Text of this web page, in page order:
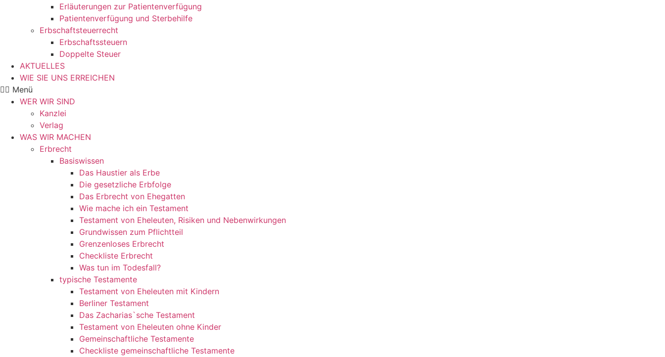
Erläuterungen zur Patientenverfügung
Patientenverfügung und Sterbehilfe
Erbschaftsteuerrecht
Erbschaftssteuern
Doppelte Steuer
AKTUELLES
WIE SIE UNS ERREICHEN
Menü
WER WIR SIND
Kanzlei
Verlag
WAS WIR MACHEN
Erbrecht
Basiswissen
Das Haustier als Erbe
Die gesetzliche Erbfolge
Das Erbrecht von Ehegatten
Wie mache ich ein Testament
Testament von Eheleuten, Risiken und Nebenwirkungen
Grundwissen zum Pflichtteil
Grenzenloses Erbrecht
Checkliste Erbrecht
Was tun im Todesfall?
typische Testamente
Testament von Eheleuten mit Kindern
Berliner Testament
Das Zacharias`sche Testament
Testament von Eheleuten ohne Kinder
Gemeinschaftliche Testamente
Checkliste gemeinschaftliche Testamente